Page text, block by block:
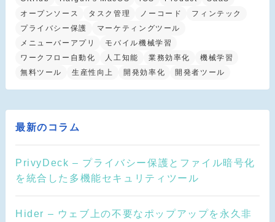
オープンソース
タスク管理 ノーコード
フィンテック
プライバシー保護
マーケティングツール
メニューバーアプリ
モバイル機械学習
ワークフロー自動化
人工知能 業務効率化
機械学習
無料ツール
生産性向上 開発効率化 開発者ツール
最新のコラム
PrivyDeck – プライバシー保護とファイル暗号化
を統合した多機能セキュリティツール
Hider – ウェブ上の不要なポップアップを永久非